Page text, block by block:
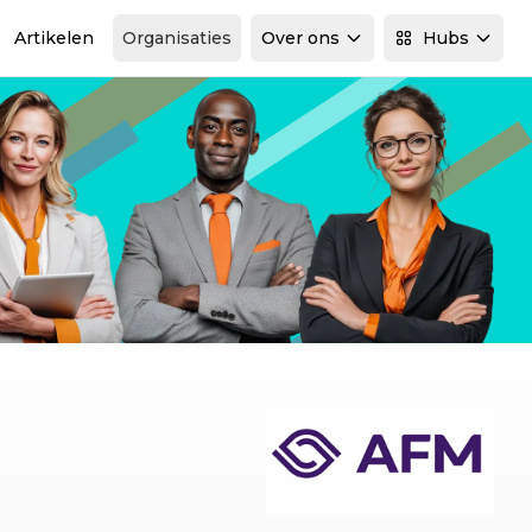
Artikelen Organisaties Over ons Hubs